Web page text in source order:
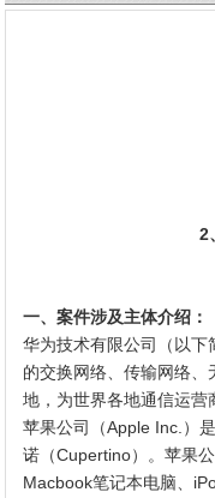
2
一、案件涉及主体介绍：
华为技术有限公司（以下
的交换网络、传输网络
地，为世界各地通信运
苹果公司（Apple Inc.）
诺（Cupertino）。苹果
Macbook笔记本电脑、